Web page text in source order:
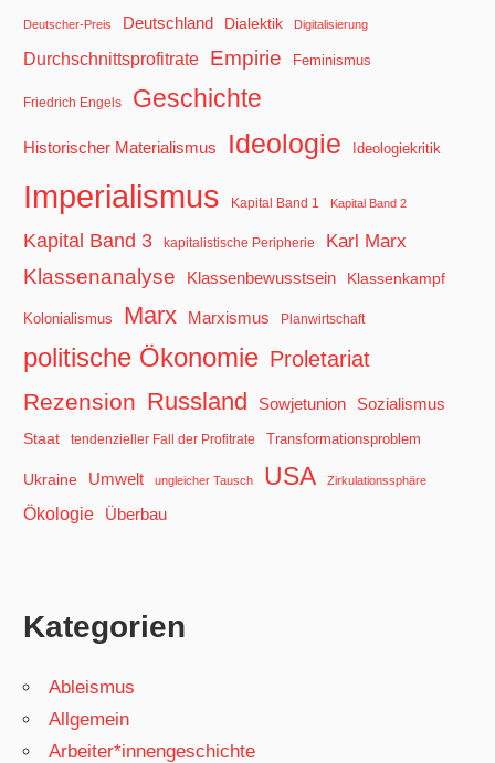
Deutscher-Preis Deutschland Dialektik Digitalisierung
Durchschnittsprofitrate Empirie Feminismus
Friedrich Engels Geschichte
Historischer Materialismus Ideologie Ideologiekritik
Imperialismus Kapital Band 1 Kapital Band 2
Kapital Band 3 kapitalistische Peripherie Karl Marx
Klassenanalyse Klassenbewusstsein Klassenkampf
Kolonialismus Marx Marxismus Planwirtschaft
politische Ökonomie Proletariat
Rezension Russland Sowjetunion
Sozialismus
Staat
tendenzieller Fall der Profitrate Transformationsproblem
Ukraine Umwelt ungleicher Tausch USA Zirkulationssphäre
Ökologie Überbau
Kategorien
Ableismus
Allgemein
Arbeiter*innengeschichte